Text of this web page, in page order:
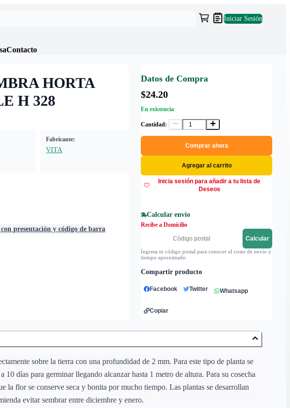
Iniciar Sesión
Contacto
HORTA
H 328
Fabricante:
VITA
presentación y código de barra
Datos de Compra
$24.20
En existencia
Cantidad:
Comprar ahora
Agregar al carrito
Inicia sesión para añadir a tu lista de
Deseos
Calcular envío
Recibe a Domicilio
Calcular
Ingresa tu código postal para conocer el costo de envío y
tiempo aproximado
Compartir producto
Facebook Twitter Whatsapp
Copiar
sobre la tierra con una profundidad de 2 mm. Para este tipo de planta se
días para germinar llegando alcanzar hasta 1 metro de altura. Para su cosecha
la flor se conserve seca y bonita por mucho tiempo. Las plantas se desarrollan
evitar sembrar entre diciembre y enero.